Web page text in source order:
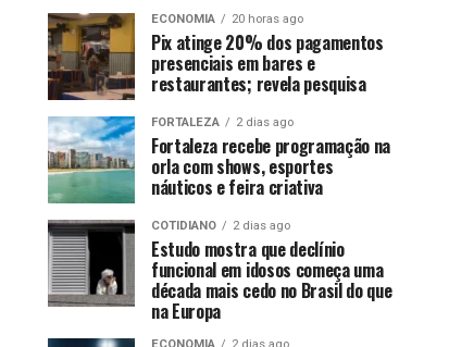
ECONOMIA 20 horas ago
Pix atinge 20% dos pagamentos
presenciais em bares e
restaurantes; revela pesquisa
FORTALEZA 2 dias ago
Fortaleza recebe programação na
orla com shows, esportes
náuticos e feira criativa
COTIDIANO 2 dias ago
Estudo mostra que declínio
funcional em idosos começa uma
década mais cedo no Brasil do que
na Europa